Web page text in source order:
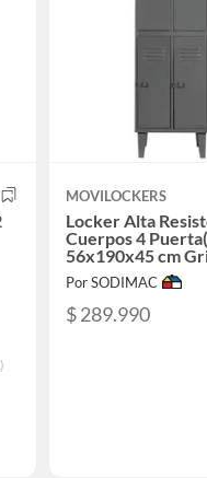
MOVILOCKERS
Locker Alta
Cuerpos 4
56x190x45 cm
Por SODIMAC
$ 289.990